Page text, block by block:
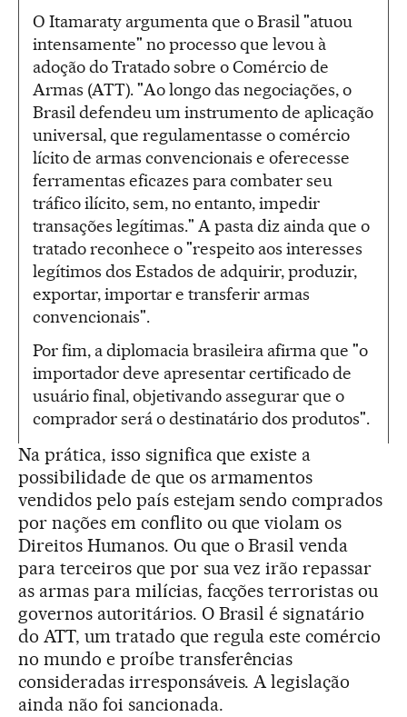
O Itamaraty argumenta que o Brasil "atuou
intensamente" no processo que levou à
adoção do Tratado sobre o Comércio de
Armas (ATT). "Ao longo das negociações, o
Brasil defendeu um instrumento de aplicação
universal, que regulamentasse o comércio
lícito de armas convencionais e oferecesse
ferramentas eficazes para combater seu
tráfico ilícito, sem, no entanto, impedir
transações legítimas." A pasta diz ainda que o
tratado reconhece o "respeito aos interesses
legítimos dos Estados de adquirir, produzir,
exportar, importar e transferir armas
convencionais".
Por fim, a diplomacia brasileira afirma que "o
importador deve apresentar certificado de
usuário final, objetivando assegurar que o
comprador será o destinatário dos produtos".
Na prática, isso significa que existe a
possibilidade de que os armamentos
vendidos pelo país estejam sendo comprados
por nações em conflito ou que violam os
Direitos Humanos. Ou que o Brasil venda
para terceiros que por sua vez irão repassar
as armas para milícias, facções terroristas ou
governos autoritários. O Brasil é signatário
do ATT, um tratado que regula este comércio
no mundo e proíbe transferências
consideradas irresponsáveis. A legislação
ainda não foi sancionada.